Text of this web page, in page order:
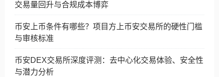
交易量回升与合规成本博弈
币安上币条件有哪些？项目方上币安交易所的硬性门槛
与审核标准
币安DEX交易所深度评测：去中心化交易体验、安全性
与潜力分析